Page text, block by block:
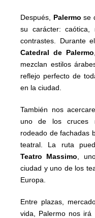
Después, Palermo se
su carácter: caótica,
contrastes. Durante
Catedral de Palermo
mezclan estilos
reflejo perfecto de
en la ciudad.
También nos
uno de los cruces
rodeado de fachadas
teatral. La ruta
Teatro Massimo ,
ciudad y uno de los
Europa.
Entre plazas,
vida, Palermo nos irá